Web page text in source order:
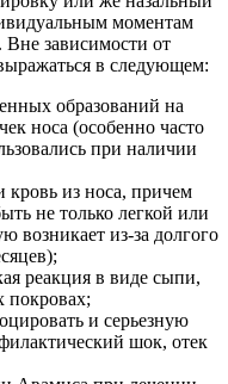
моментам
Вне зависимости от
в следующем:
образований на
носа (особенно часто
при наличии
кровь из носа, причем
не только легкой или
возникает из-за долгого
реакция в виде сыпи,
покровах;
и серьезную
шок, отек